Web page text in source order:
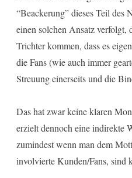
“Beackerung” dieses Teil des
einen solchen Ansatz verfolgt,
Trichter kommen, dass es
die Fans (wie auch immer
Streuung einerseits und die
Das hat zwar keine klaren
erzielt dennoch eine indirekte
zumindest wenn man dem
involvierte Kunden/Fans, sind